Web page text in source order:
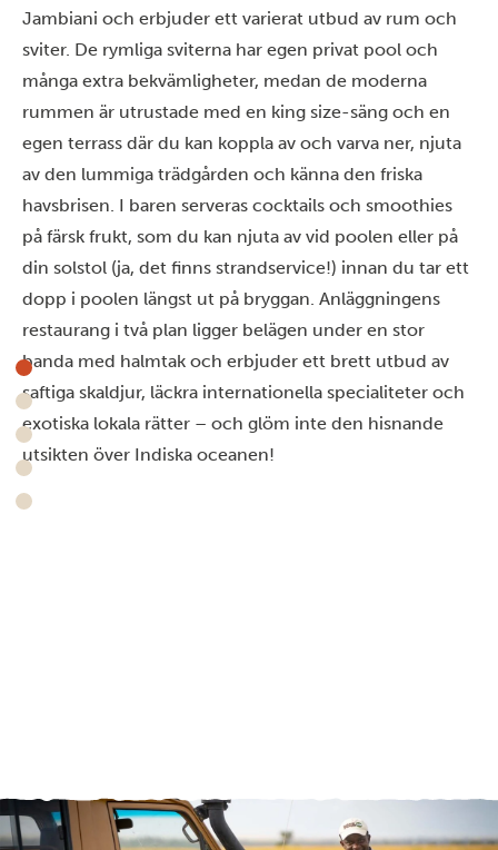
Jambiani och erbjuder ett varierat utbud av rum och
sviter. De rymliga sviterna har egen privat pool och
många extra bekvämligheter, medan de moderna
rummen är utrustade med en king size-säng och en
egen terrass där du kan koppla av och varva ner, njuta
av den lummiga trädgården och känna den friska
havsbrisen. I baren serveras cocktails och smoothies
på färsk frukt, som du kan njuta av vid poolen eller på
din solstol (ja, det finns strandservice!) innan du tar ett
dopp i poolen längst ut på bryggan. Anläggningens
restaurang i två plan ligger belägen under en stor
banda med halmtak och erbjuder ett brett utbud av
saftiga skaldjur, läckra internationella specialiteter och
exotiska lokala rätter – och glöm inte den hisnande
utsikten över Indiska oceanen!